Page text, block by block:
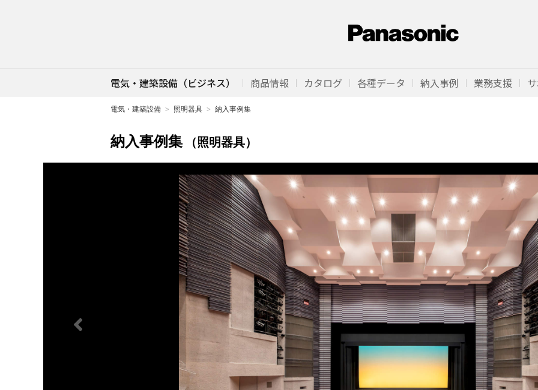
電気・建築設備（ビジネス） 商品情報 カタログ 各種データ 納入事例 業務支援
電気・建築設備 照明器具 納入事例集
納入事例集 （照明器具）